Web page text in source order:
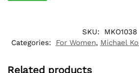
SKU:
MKO1038
Categories:
For Women, Michael
Related products